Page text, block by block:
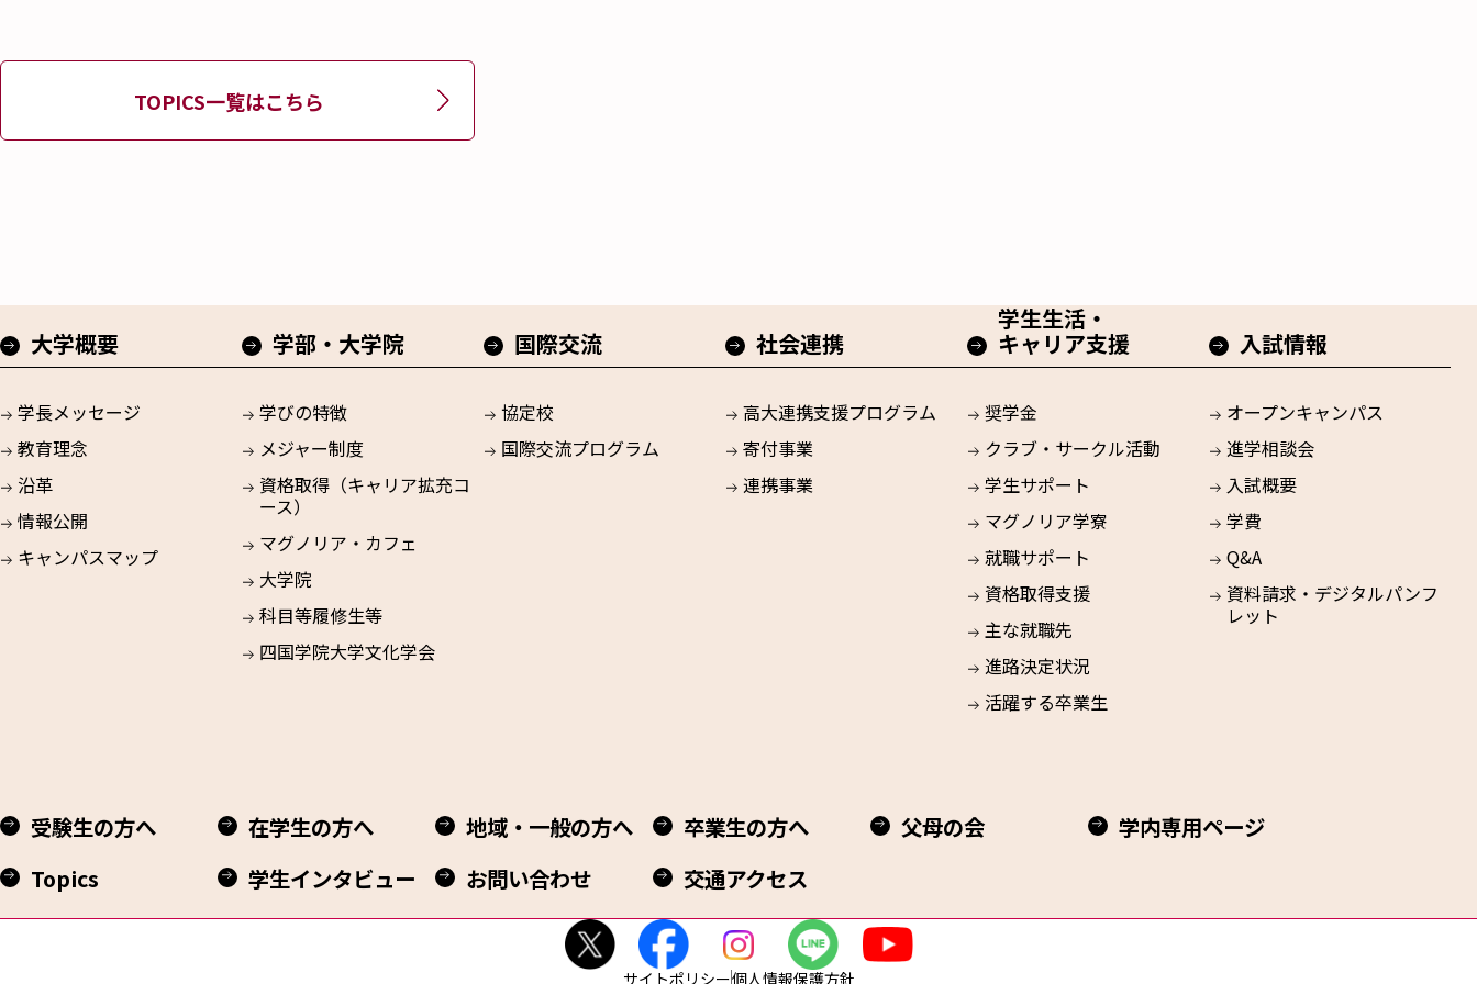
TOPICS一覧はこちら
大学概要
学長メッセージ
教育理念
沿革
情報公開
キャンパスマップ
学部・大学院
学びの特徴
メジャー制度
資格取得（キャリア拡充コ
ース）
マグノリア・カフェ
大学院
科目等履修生等
四国学院大学文化学会
国際交流
協定校
国際交流プログラム
社会連携
高大連携支援プログラム
寄付事業
連携事業
学生生活・
キャリア支援
奨学金
クラブ・サークル活動
学生サポート
マグノリア学寮
就職サポート
資格取得支援
主な就職先
進路決定状況
活躍する卒業生
入試情報
オープンキャンパス
進学相談会
入試概要
学費
Q&A
資料請求・デジタルパンフ
レット
受験生の方へ 在学生の方へ 地域・一般の方へ 卒業生の方へ 父母の会
学内専用ページ
Topics
学生インタビュー お問い合わせ 交通アクセス
サイトポリシー個人情報保護方針